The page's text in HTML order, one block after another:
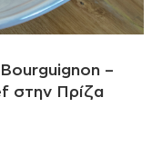
Bourguignon –
στην Πρίζα